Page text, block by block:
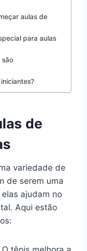
aulas de
para aulas
são
de
variedade de
de serem uma
ajudam no
Aqui estão